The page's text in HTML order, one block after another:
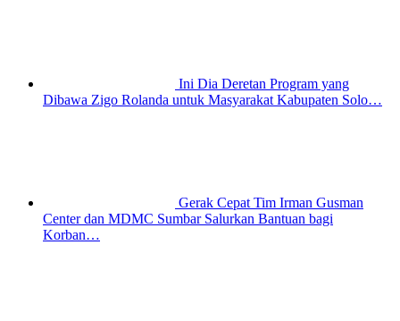
Ini Dia Deretan Program yang
Dibawa Zigo Rolanda untuk Masyarakat Kabupaten Solo…
Gerak Cepat Tim Irman Gusman
Center dan MDMC Sumbar Salurkan Bantuan bagi
Korban…